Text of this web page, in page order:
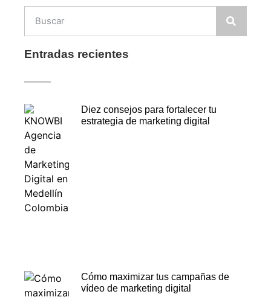
Entradas recientes
Diez consejos para fortalecer tu
estrategia de marketing digital
Cómo maximizar tus campañas de
vídeo de marketing digital